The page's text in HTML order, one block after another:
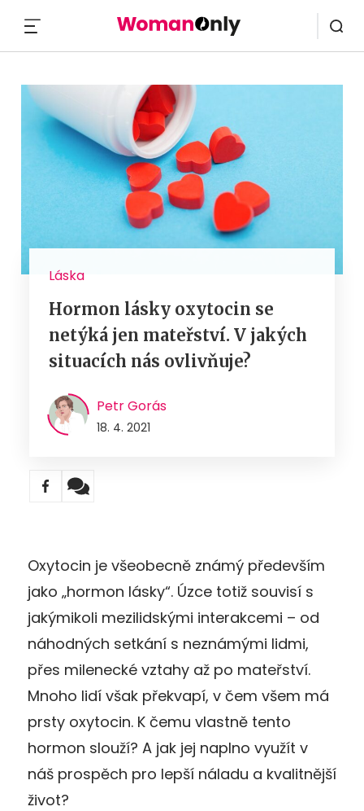
Láska
Hormon lásky oxytocin se
netýká jen mateřství. V jakých
situacích nás ovlivňuje?
Petr Gorás
18. 4. 2021
Oxytocin je všeobecně známý především
jako „hormon lásky“. Úzce totiž souvisí s
jakýmikoli mezilidskými interakcemi – od
náhodných setkání s neznámými lidmi,
přes milenecké vztahy až po mateřství.
Mnoho lidí však překvapí, v čem všem má
prsty oxytocin. K čemu vlastně tento
hormon slouží? A jak jej naplno využít v
náš prospěch pro lepší náladu a kvalitnější
život?